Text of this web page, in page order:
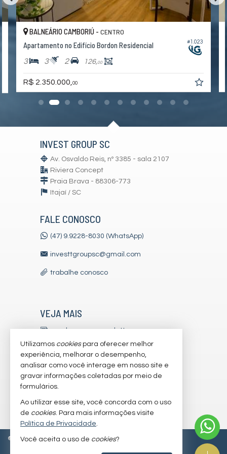
Acessibilidade para PNE
#1.023
BALNEÁRIO CAMBORIÚ - CENTRO
Apartamento no Edifício Bordon Residencial
3 3 2 126,00
R$ 2.350.000, 00
INVEST GROUP SC
Av. Osvaldo Reis, nº 3385 - sala 2107
Riviera Concept
Praia Brava - 88306-773
Itajaí / SC
FALE CONOSCO
(47) 9.9228-8030 (WhatsApp)
investtgroupsc@gmail.com
trabalhe conosco
VEJA MAIS
receba nosso newsletter
indicadores financeiros
cadastre seu imóvel
imóveis favoritos
mapa de imóveis
© 2026 CRECI/SC 7179-J Política de Privacidade
Utilizamos cookiespara oferecer melhor
experiência, melhorar o desempenho,
analisar como você interage em nosso site e
gravar informações coletadas por meio de
formulários.
Ao utilizar esse site, você concorda com o uso
de cookies. Para mais informações visite
Política de Privacidade.
Você aceita o uso de cookies?